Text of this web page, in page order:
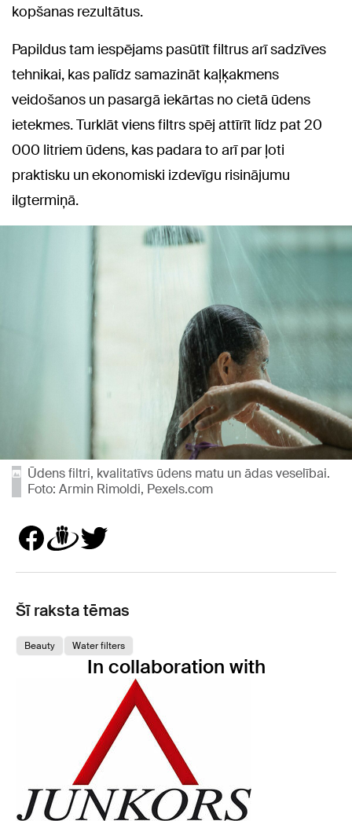
kopšanas rezultātus.
Papildus tam iespējams pasūtīt filtrus arī sadzīves
tehnikai, kas palīdz samazināt kaļķakmens
veidošanos un pasargā iekārtas no cietā ūdens
ietekmes. Turklāt viens filtrs spēj attīrīt līdz pat 20
000 litriem ūdens, kas padara to arī par ļoti
praktisku un ekonomiski izdevīgu risinājumu
ilgtermiņā.
Ūdens filtri, kvalitatīvs ūdens matu un ādas veselībai.
Foto: Armin Rimoldi, Pexels.com
Šī raksta tēmas
Beauty Water filters
In collaboration with